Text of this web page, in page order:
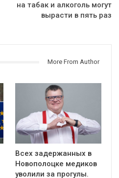
на табак и алкоголь могут
вырасти в пять раз
More From Author
Всех задержанных в
Новополоцке медиков
уволили за прогулы.